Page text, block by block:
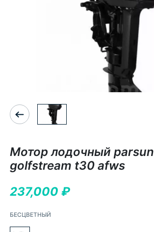
Мотор лодочный parsun
golfstream t30 аfws
237,000 ₽
БЕСЦВЕТНЫЙ